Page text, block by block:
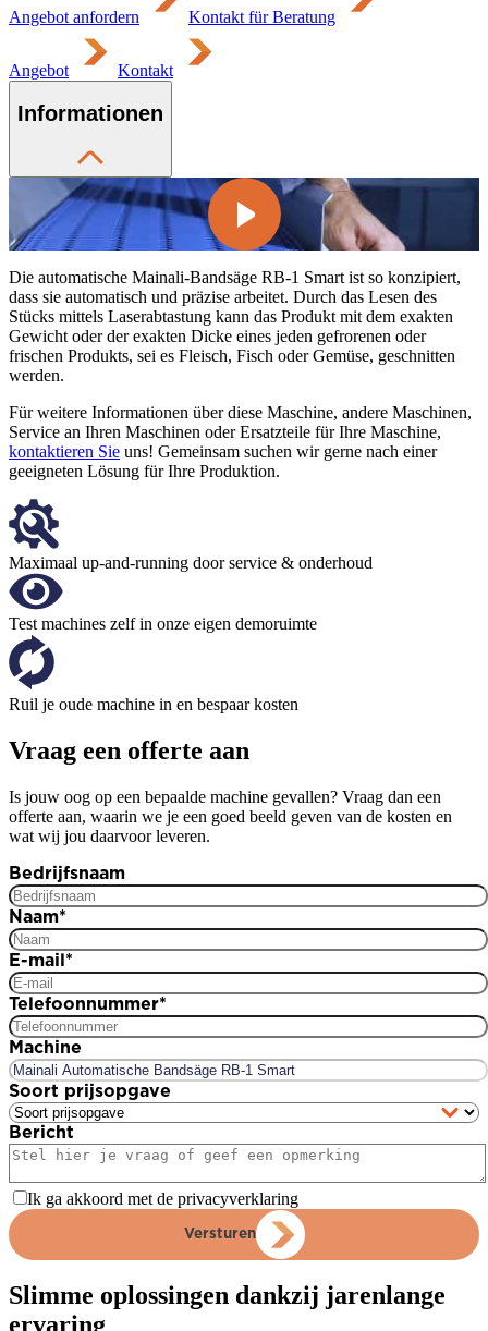
Angebot anfordern Kontakt für Beratung
Angebot Kontakt
Informationen
Die automatische Mainali-Bandsäge RB-1 Smart ist so konzipiert,
dass sie automatisch und präzise arbeitet. Durch das Lesen des
Stücks mittels Laserabtastung kann das Produkt mit dem exakten
Gewicht oder der exakten Dicke eines jeden gefrorenen oder
frischen Produkts, sei es Fleisch, Fisch oder Gemüse, geschnitten
werden.
Für weitere Informationen über diese Maschine, andere Maschinen,
Service an Ihren Maschinen oder Ersatzteile für Ihre Maschine,
kontaktieren Sie uns! Gemeinsam suchen wir gerne nach einer
geeigneten Lösung für Ihre Produktion.
Maximaal up-and-running door service & onderhoud
Test machines zelf in onze eigen demoruimte
Ruil je oude machine in en bespaar kosten
Vraag een offerte aan
Is jouw oog op een bepaalde machine gevallen? Vraag dan een
offerte aan, waarin we je een goed beeld geven van de kosten en
wat wij jou daarvoor leveren.
Bedrijfsnaam
Naam*
E-mail*
Telefoonnummer*
Machine
Soort prijsopgave
Bericht
Ik ga akkoord met de privacyverklaring
Versturen
Slimme oplossingen dankzij jarenlange
ervaring